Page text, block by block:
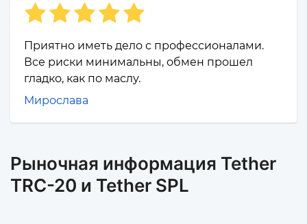
Приятно иметь дело с профессионалами.
Все риски минимальны, обмен прошел
гладко, как по маслу.
Мирослава
Рыночная информация Tether
TRC-20 и Tether SPL